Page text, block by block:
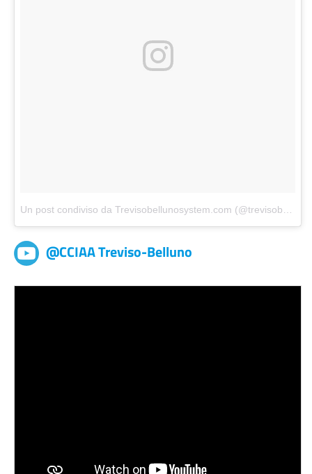
Un post condiviso da Trevisobellunosystem.com (@trevisobellunosystem)
@CCIAA Treviso-Belluno